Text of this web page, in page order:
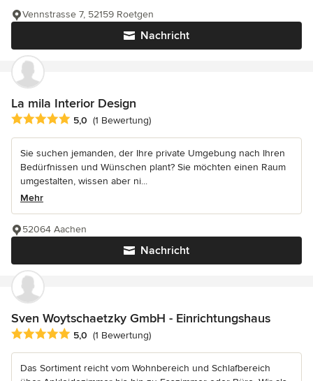
Nachricht
Vennstrasse 7, 52159 Roetgen
La mila Interior Design
Durchschnittliche Bewertung: 5 von 5 Sternen
5,0 (1 Bewertung)
Sie suchen jemanden, der Ihre private Umgebung nach Ihren
Bedürfnissen und Wünschen plant? Sie möchten einen Raum
umgestalten, wissen aber ni...
Mehr
Nachricht
52064 Aachen
Sven Woytschaetzky GmbH - Einrichtungshaus
Durchschnittliche Bewertung: 5 von 5 Sternen
5,0 (1 Bewertung)
Das Sortiment reicht vom Wohnbereich und Schlafbereich